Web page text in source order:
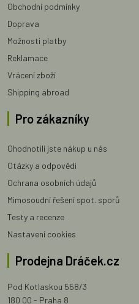
Obchodní podmínky
Doprava
Možnosti platby
Reklamace
Vrácení zboží
Shipping abroad
Pro zákazníky
Ohodnotili jste nákup u nás
Otázky a odpovědi
Ochrana osobních údajů
Mimosoudní řešení spot. sporů
Testy a recenze
Nastavení cookies
Prodejna Dráček.cz
Pod Kotlaskou 558/3
180 00 - Praha 8